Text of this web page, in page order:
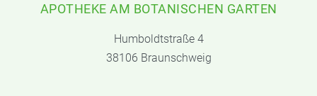
APOTHEKE AM BOTANISCHEN GARTEN
Humboldtstraße 4
38106 Braunschweig